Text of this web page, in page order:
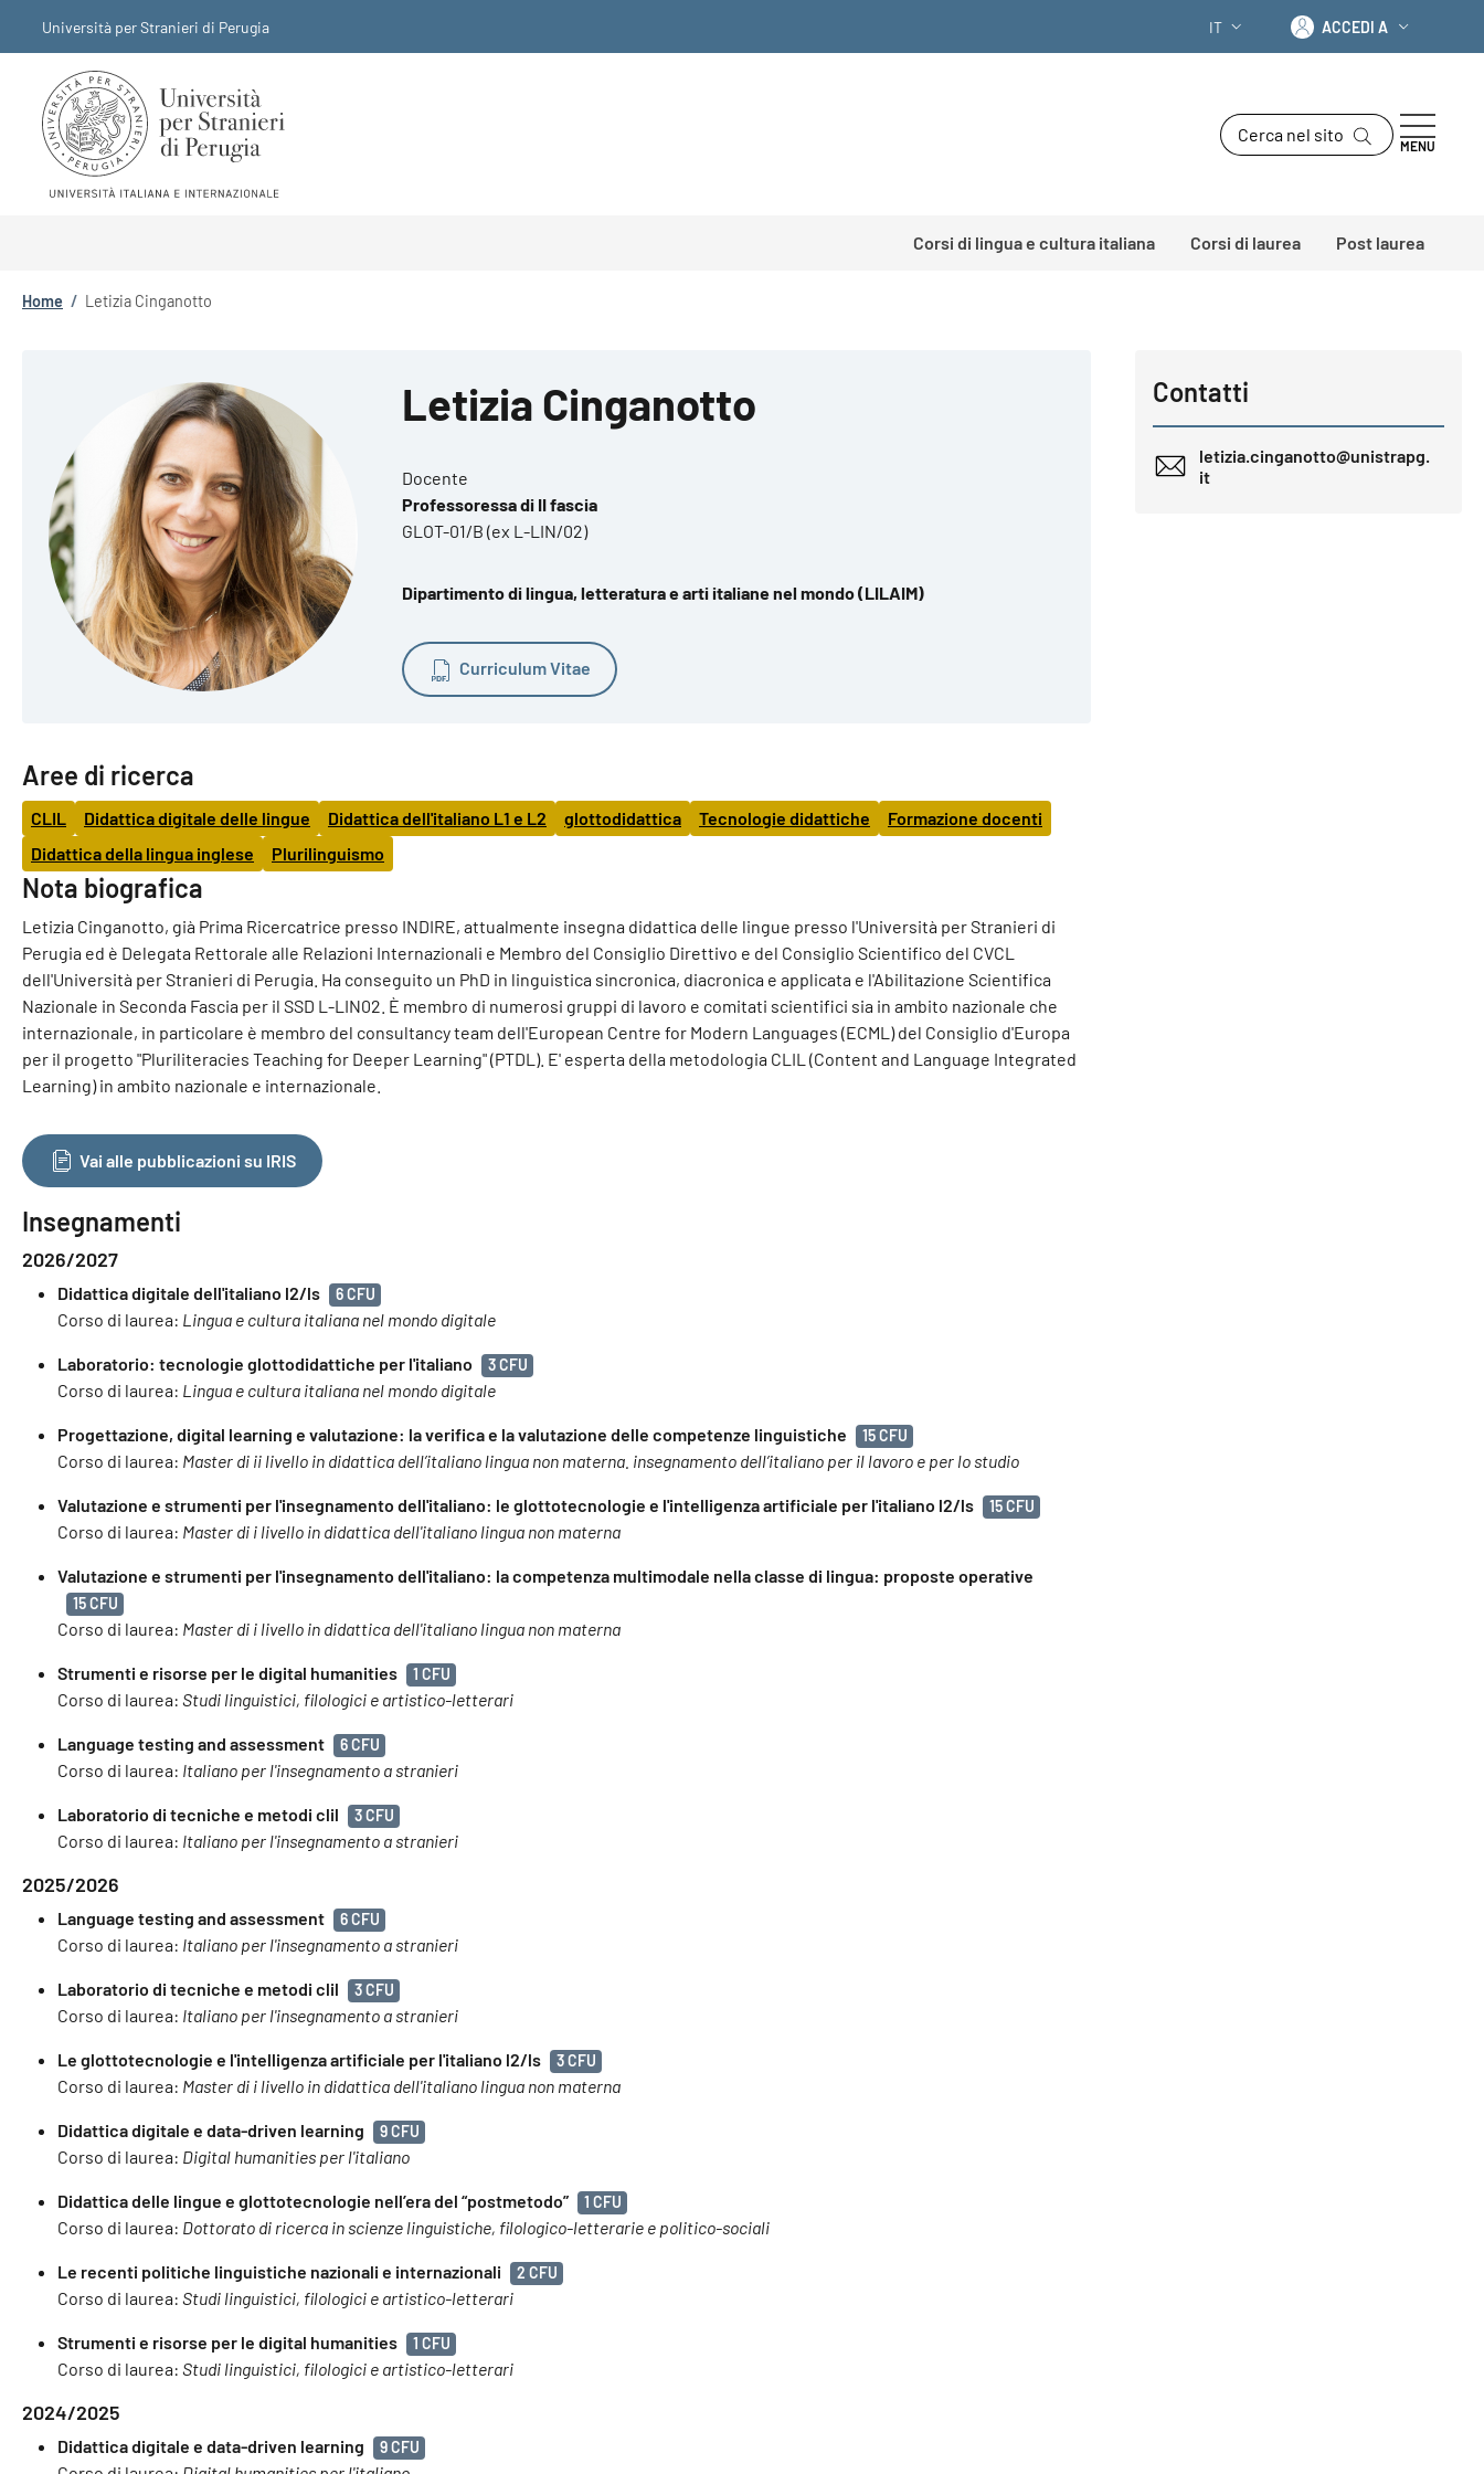
Università per Stranieri di Perugia
SELETTORE LINGUA: CURRENT
IT Accedi a
ACCEDI A
Cerca nel sito
MENU
Corsi di lingua e cultura italiana Corsi di laurea Post laurea
Briciole di pane
Home / Letizia Cinganotto
Letizia Cinganotto
Docente
Professoressa di II fascia
GLOT-01/B (ex L-LIN/02)
Dipartimento di lingua, letteratura e arti italiane nel mondo (LILAIM)
Curriculum Vitae
Aree di ricerca
CLIL Didattica digitale delle lingue Didattica dell'italiano L1 e L2 glottodidattica Tecnologie didattiche
Formazione docenti
Didattica della lingua inglese
Plurilinguismo
Nota biografica
Letizia Cinganotto, già Prima Ricercatrice presso INDIRE, attualmente insegna didattica delle lingue presso l'Università per Stranieri di
Perugia ed è Delegata Rettorale alle Relazioni Internazionali e Membro del Consiglio Direttivo e del Consiglio Scientifico del CVCL
dell'Università per Stranieri di Perugia. Ha conseguito un PhD in linguistica sincronica, diacronica e applicata e l'Abilitazione Scientifica
Nazionale in Seconda Fascia per il SSD L-LIN02. È membro di numerosi gruppi di lavoro e comitati scientifici sia in ambito nazionale che
internazionale, in particolare è membro del consultancy team dell'European Centre for Modern Languages (ECML) del Consiglio d'Europa
per il progetto "Pluriliteracies Teaching for Deeper Learning" (PTDL). E' esperta della metodologia CLIL (Content and Language Integrated
Learning) in ambito nazionale e internazionale.
Vai alle pubblicazioni su IRIS
Insegnamenti
2026/2027
Didattica digitale dell'italiano l2/ls 6 CFU
Corso di laurea: Lingua e cultura italiana nel mondo digitale
Laboratorio: tecnologie glottodidattiche per l'italiano 3 CFU
Corso di laurea: Lingua e cultura italiana nel mondo digitale
Progettazione, digital learning e valutazione: la verifica e la valutazione delle competenze linguistiche 15 CFU
Corso di laurea: Master di ii livello in didattica dell’italiano lingua non materna. insegnamento dell’italiano per il lavoro e per lo studio
Valutazione e strumenti per l'insegnamento dell'italiano: le glottotecnologie e l'intelligenza artificiale per l'italiano l2/ls 15 CFU
Corso di laurea: Master di i livello in didattica dell'italiano lingua non materna
Valutazione e strumenti per l'insegnamento dell'italiano: la competenza multimodale nella classe di lingua: proposte operative
15 CFU
Corso di laurea: Master di i livello in didattica dell'italiano lingua non materna
Strumenti e risorse per le digital humanities 1 CFU
Corso di laurea: Studi linguistici, filologici e artistico-letterari
Language testing and assessment 6 CFU
Corso di laurea: Italiano per l'insegnamento a stranieri
Laboratorio di tecniche e metodi clil 3 CFU
Corso di laurea: Italiano per l'insegnamento a stranieri
2025/2026
Language testing and assessment 6 CFU
Corso di laurea: Italiano per l'insegnamento a stranieri
Laboratorio di tecniche e metodi clil 3 CFU
Corso di laurea: Italiano per l'insegnamento a stranieri
Le glottotecnologie e l'intelligenza artificiale per l'italiano l2/ls 3 CFU
Corso di laurea: Master di i livello in didattica dell'italiano lingua non materna
Didattica digitale e data-driven learning 9 CFU
Corso di laurea: Digital humanities per l'italiano
Didattica delle lingue e glottotecnologie nell’era del “postmetodo” 1 CFU
Corso di laurea: Dottorato di ricerca in scienze linguistiche, filologico-letterarie e politico-sociali
Le recenti politiche linguistiche nazionali e internazionali 2 CFU
Corso di laurea: Studi linguistici, filologici e artistico-letterari
Strumenti e risorse per le digital humanities 1 CFU
Corso di laurea: Studi linguistici, filologici e artistico-letterari
2024/2025
Didattica digitale e data-driven learning 9 CFU
Contatti
letizia.cinganotto@unistrapg.
it